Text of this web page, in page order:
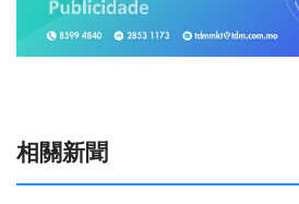
相關新聞